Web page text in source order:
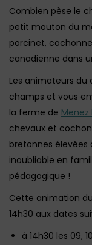
Combien pèse le
petit mouton du
porcinet,
canadienne dans
Les animateurs
champs et vous
la ferme de Menez
chevaux et
bretonnes
inoubliable en
pédagogique !
Cette animation
14h30 aux dates
à 14h30 les 09,